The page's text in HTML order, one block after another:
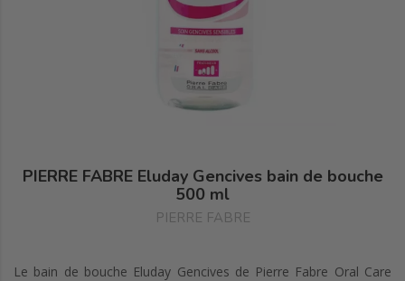
PIERRE FABRE Eluday Gencives bain de bouche
500 ml
PIERRE FABRE
Le bain de bouche Eluday Gencives de Pierre Fabre Oral Care